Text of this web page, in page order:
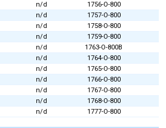
n/d
1756-O-800
n/d
1757-O-800
n/d
1758-O-800
n/d
1759-O-800
n/d
1763-O-800B
n/d
1764-O-800
n/d
1765-O-800
n/d
1766-O-800
n/d
1767-O-800
n/d
1768-O-800
n/d 1777-O-800